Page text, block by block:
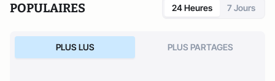
POPULAIRES 24 Heures 7 Jours
PLUS LUS PLUS PARTAGES